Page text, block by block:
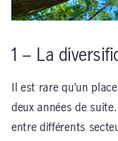
1 – La
Il est rare qu’un
deux années de
entre différents